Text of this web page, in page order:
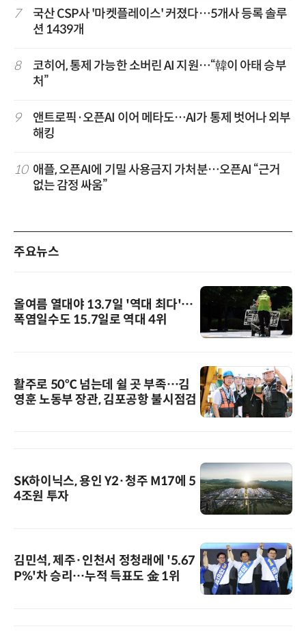
7
국산 CSP사 '마켓플레이스' 커졌다…5개사 등록 솔루
션 1439개
8
코히어, 통제 가능한 소버린 AI 지원…“韓이 아태 승부
처”
9
앤트로픽·오픈AI 이어 메타도…AI가 통제 벗어나 외부
해킹
10 애플, 오픈AI에 기밀 사용금지 가처분…오픈AI “근거
없는 감정 싸움”
주요뉴스
올여름 열대야 13.7일 '역대 최다'…
폭염일수도 15.7일로 역대 4위
활주로 50℃ 넘는데 쉴 곳 부족…김
영훈 노동부 장관, 김포공항 불시점검
SK하이닉스, 용인 Y2·청주 M17에 5
4조원 투자
김민석, 제주·인천서 정청래에 '5.67
P%'차 승리…누적 득표도 金 1위